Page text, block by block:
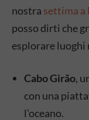
nostra settima a
posso dirti che
esplorare luoghi
Cabo Girão,
con una
l’oceano.